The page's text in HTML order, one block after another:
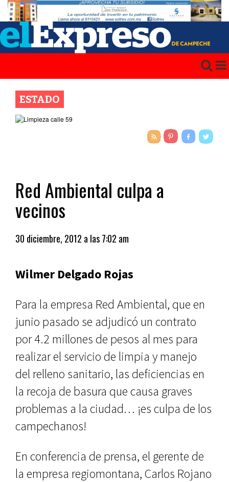
ESTADO
Red Ambiental culpa a
vecinos
30 diciembre, 2012 a las 7:02 am
Wilmer Delgado Rojas
Para la empresa Red Ambiental, que en
junio pasado se adjudicó un con­trato
por 4.2 millones de pesos al mes para
realizar el servicio de limpia y manejo
del relleno sanitario, las de­ficiencias en
la recoja de basura que causa graves
problemas a la ciudad… ¡es culpa de los
campechanos!
En conferencia de prensa, el ge­rente de
la empresa regiomontana, Carlos Rojano